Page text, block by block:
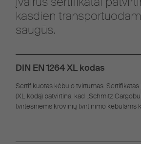
kasdien
saugūs.
DIN EN 1264 XL kodas
Sertifikuotas kėbulo tvirtumas. Sertifikatas
(XL kodą) patvirtina, kad „Schmitz
tvirtesniems krovinių tvirtinimo kėbulams